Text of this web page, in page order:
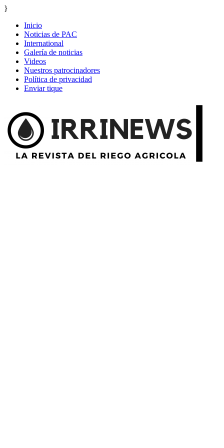
}
Inicio
Noticias de PAC
International
Galería de noticias
Videos
Nuestros patrocinadores
Política de privacidad
Enviar tique